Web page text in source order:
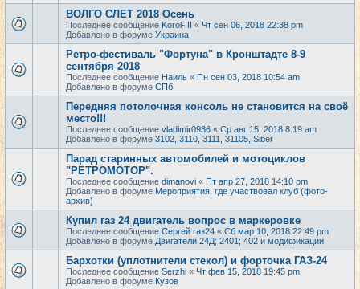
ВОЛГО СЛЕТ 2018 Осень
Последнее сообщение Korol-III « Чт сен 06, 2018 22:38 pm
Добавлено в форуме Украина
Ретро-фестиваль "Фортуна" в Кронштадте 8-9
сентября 2018
Последнее сообщение Наиль « Пн сен 03, 2018 10:54 am
Добавлено в форуме СПб
Передняя потолочная консоль не становится на своё
место!!!
Последнее сообщение vladimir0936 « Ср авг 15, 2018 8:19 am
Добавлено в форуме 3102, 3110, 3111, 31105, Siber
Парад старинных автомобилей и мотоциклов
"РЕТРОМОТОР".
Последнее сообщение dimanovi « Пт апр 27, 2018 14:10 pm
Добавлено в форуме Мероприятия, где участвовал клуб (фото-
архив)
Купил газ 24 двигатель вопрос в маркеровке
Последнее сообщение Сергей газ24 « Сб мар 10, 2018 22:49 pm
Добавлено в форуме Двигатели 24Д; 2401; 402 и модификации
Бархотки (уплотнители стекол) и форточка ГАЗ-24
Последнее сообщение Serzhi « Чт фев 15, 2018 19:45 pm
Добавлено в форуме Кузов